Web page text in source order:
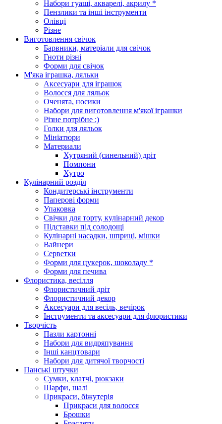
Набори гуаші, акварелі, акрилу *
Пензлики та інші інструменти
Олівці
Різне
Виготовлення свічок
Барвники, матеріали для свічок
Гноти різні
Форми для свічок
М'яка іграшка, ляльки
Аксесуари для іграшок
Волосся для ляльок
Оченята, носики
Набори для виготовлення м'якої іграшки
Різне потрібне :)
Голки для ляльок
Мініатюри
Материали
Хутряний (синельний) дріт
Помпони
Хутро
Кулінарний розділ
Кондитерські інструменти
Паперові форми
Упаковка
Свічки для торту, кулінарний декор
Підставки під солодощі
Кулінарні насадки, шприці, мішки
Вайнери
Серветки
Форми для цукерок, шоколаду *
Форми для печива
Флористика, весілля
Флористичний дріт
Флористичний декор
Аксесуари для весіль, вечірок
Інструменти та аксесуари для флористики
Творчість
Пазли картонні
Набори для видряпування
Інші канцтовари
Набори для дитячої творчості
Панські штучки
Сумки, клатчі, рюкзаки
Шарфи, шалі
Прикраси, біжутерія
Прикраси для волосся
Брошки